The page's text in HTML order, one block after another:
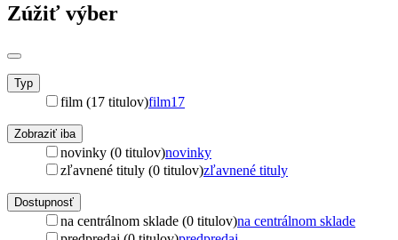
Zúžiť výber
Typ
film (17 titulov)film17
Zobraziť iba
novinky (0 titulov)novinky
zľavnené tituly (0 titulov)zľavnené tituly
Dostupnosť
na centrálnom sklade (0 titulov)na centrálnom sklade